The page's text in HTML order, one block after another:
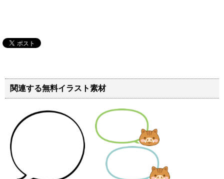
関連する無料イラスト素材